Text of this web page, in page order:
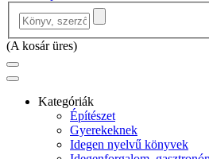
(A kosár üres)
Kategóriák
Építészet
Gyerekeknek
Idegen nyelvű könyvek